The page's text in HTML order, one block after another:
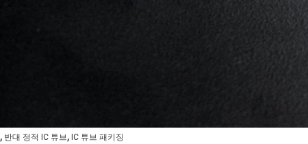
, 반대 정적 IC 튜브, IC 튜브 패키징